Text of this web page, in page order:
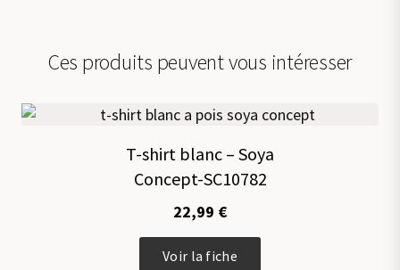
Ces produits peuvent vous intéresser
T-shirt blanc – Soya
Concept-SC10782
22,99 €
Voir la fiche